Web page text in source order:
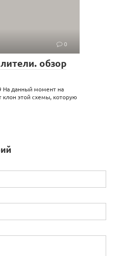
0
обзор
На данный момент на
клон этой схемы, которую